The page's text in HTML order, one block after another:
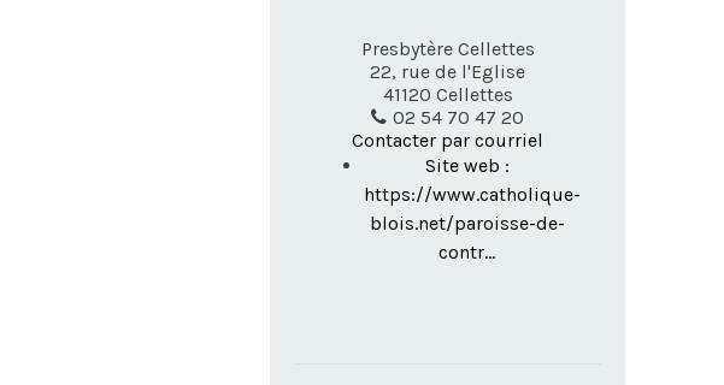
Presbytère Cellettes
22, rue de l'Eglise
41120 Cellettes
02 54 70 47 20
Contacter par courriel
Site web :
https://www.catholique-
blois.net/paroisse-de-
contr...